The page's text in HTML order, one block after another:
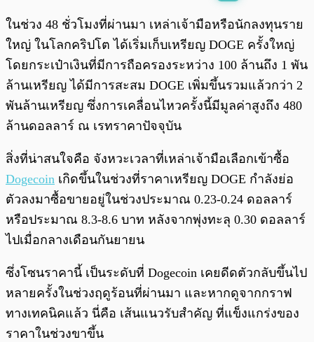
พร้อมเล่น 0:00
ในช่วง 48 ชั่วโมงที่ผ่านมา เหล่าเจ้ามือหรือนักลงทุนราย
ใหญ่ ในโลกคริปโต ได้เริ่มเก็บเหรียญ DOGE ครั้งใหญ่
โดยกระเป๋าเงินที่มีการถือครองระหว่าง 100 ล้านถึง 1 พัน
ล้านเหรียญ ได้มีการสะสม DOGE เพิ่มขึ้นรวมแล้วกว่า 2
พันล้านเหรียญ ซึ่งการเคลื่อนไหวครั้งนี้มีมูลค่าสูงถึง 480
ล้านดอลลาร์ ณ เรทราคาปัจจุบัน
สิ่งที่น่าสนใจคือ จังหวะเวลาที่เหล่าเจ้ามือเลือกเข้าซื้อ
Dogecoin เกิดขึ้นในช่วงที่ราคาเหรียญ DOGE กำลังย่อ
ตัวลงมาซื้อขายอยู่ในช่วงประมาณ 0.23-0.24 ดอลลาร์
หรือประมาณ 8.3-8.6 บาท หลังจากพุ่งทะลุ 0.30 ดอลลาร์
ไปเมื่อกลางเดือนกันยายน
ซึ่งโซนราคานี้ เป็นระดับที่ Dogecoin เคยดีดตัวกลับขึ้นไป
หลายครั้งในช่วงฤดูร้อนที่ผ่านมา และหากดูจากกราฟ
ทางเทคนิคแล้ว นี่คือ เส้นแนวรับสำคัญ ที่แข็งแกร่งของ
ราคาในช่วงขาขึ้น